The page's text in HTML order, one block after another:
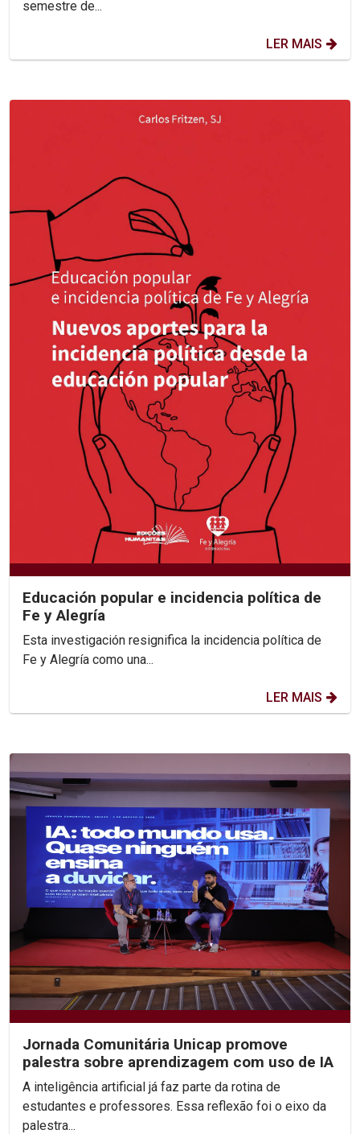
semestre de...
LER MAIS
Educación popular e incidencia política de
Fe y Alegría
Esta investigación resignifica la incidencia política de
Fe y Alegría como una...
LER MAIS
Jornada Comunitária Unicap promove
palestra sobre aprendizagem com uso de IA
A inteligência artificial já faz parte da rotina de
estudantes e professores. Essa reflexão foi o eixo da
palestra...